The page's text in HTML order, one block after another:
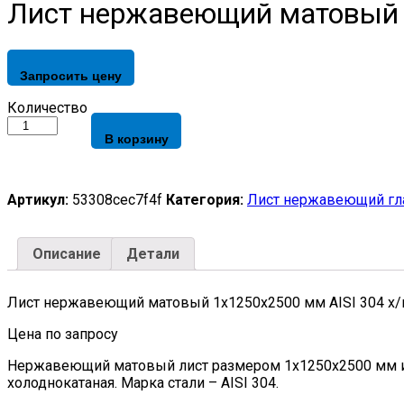
Лист нержавеющий матовый
Запросить цену
Лист
нержавеющий
AISI
304
10088-
2
quantity
Количество
В корзину
Артикул: 53308cec7f4f Категория: Лист нержавеющий
Описание Детали
Лист нержавеющий матовый 1х1250х2500 мм AISI 304 х/
Цена по запросу
Нержавеющий матовый лист размером 1x1250x2500 мм
холоднокатаная. Марка стали – AISI 304.